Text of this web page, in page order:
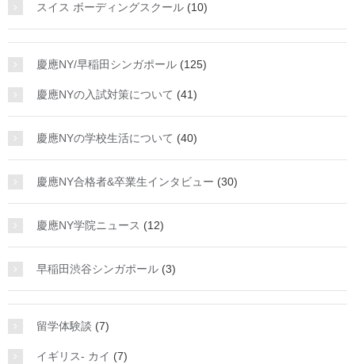
スイス ボーディングスクール (10)
慶應NY/早稲田シンガポール (125)
慶應NYの入試対策について (41)
慶應NYの学校生活について (40)
慶應NY合格者&卒業生インタビュー (30)
慶應NY学院ニュース (12)
早稲田渋谷シンガポール (3)
留学体験談 (7)
イギリス- カイ (7)